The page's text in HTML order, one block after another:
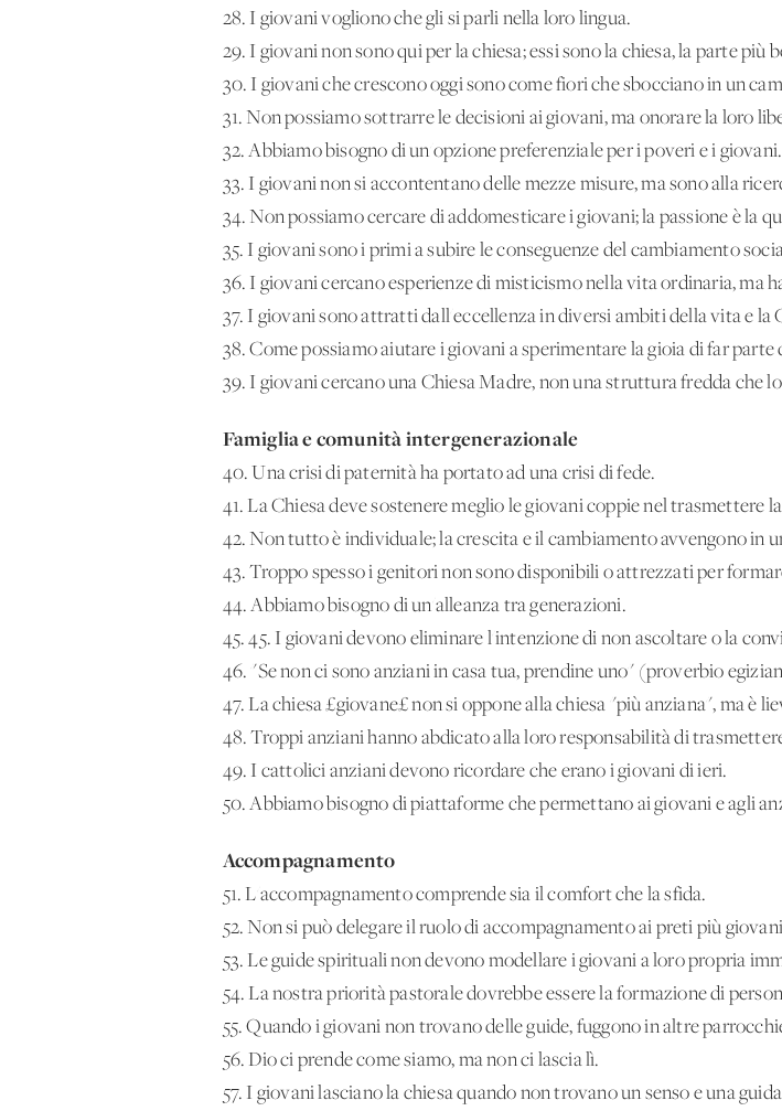
28. I giovani vogliono che gli si parli nella loro lingua.
29. I giovani non sono qui per la chiesa; essi sono la chiesa, la parte più
30. I giovani che crescono oggi sono come fiori che sbocciano in un
31. Non possiamo sottrarre le decisioni ai giovani, ma onorare la loro
32. Abbiamo bisogno di un'opzione preferenziale per i poveri e i giovani.
33. I giovani non si accontentano delle mezze misure, ma sono alla
34. Non possiamo cercare di addomesticare i giovani; la passione è la
35. I giovani sono i primi a subire le conseguenze del cambiamento
36. I giovani cercano esperienze di misticismo nella vita ordinaria, ma
37. I giovani sono attratti dall'eccellenza in diversi ambiti della vita e la
38. Come possiamo aiutare i giovani a sperimentare la gioia di far parte
39. I giovani cercano una Chiesa Madre, non una struttura fredda che
Famiglia e comunità intergenerazionale
40. Una crisi di paternità ha portato ad una crisi di fede.
41. La Chiesa deve sostenere meglio le giovani coppie nel trasmettere
42. Non tutto è individuale; la crescita e il cambiamento avvengono in
43. Troppo spesso i genitori non sono disponibili o attrezzati per
44. Abbiamo bisogno di un'alleanza tra generazioni.
45. 45. I giovani devono eliminare l'intenzione di non ascoltare o la
46. "Se non ci sono anziani in casa tua, prendine uno" (proverbio
47. La chiesa £giovane£ non si oppone alla chiesa "più anziana", ma è
48. Troppi anziani hanno abdicato alla loro responsabilità di
49. I cattolici anziani devono ricordare che erano i giovani di ieri.
50. Abbiamo bisogno di piattaforme che permettano ai giovani e agli
Accompagnamento
51. L'accompagnamento comprende sia il comfort che la sfida.
52. Non si può delegare il ruolo di accompagnamento ai preti più
53. Le guide spirituali non devono modellare i giovani a loro propria
54. La nostra priorità pastorale dovrebbe essere la formazione di
55. Quando i giovani non trovano delle guide, fuggono in altre
56. Dio ci prende come siamo, ma non ci lascia lì.
57. I giovani lasciano la chiesa quando non trovano un senso e una